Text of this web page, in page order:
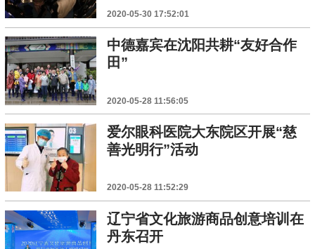
2020-05-30 17:52:01
中德嘉宾在沈阳共耕“友好合作
田”
2020-05-28 11:56:05
爱尔眼科医院大东院区开展“慈
善光明行”活动
2020-05-28 11:52:29
辽宁省文化旅游商品创意培训在
丹东召开